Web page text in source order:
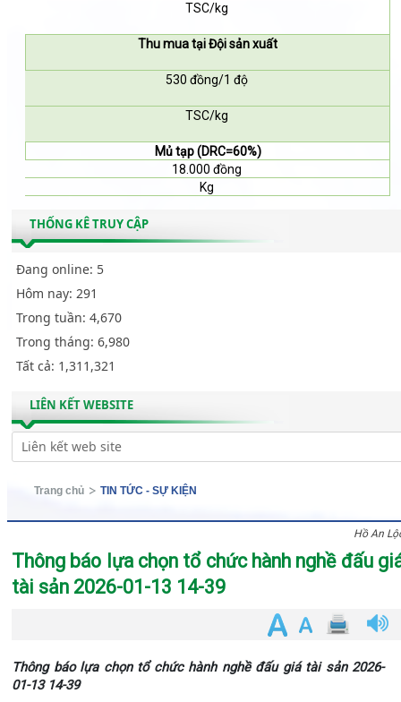
TSC/kg
Thu mua tại Đội sản xuất
530 đồng/1 độ
TSC/kg
Mủ tạp (DRC=60%)
18.000 đồng
Kg
THỐNG KÊ TRUY CẬP
Đang online: 5
Hôm nay: 291
Trong tuần: 4,670
Trong tháng: 6,980
Tất cả: 1,311,321
LIÊN KẾT WEBSITE
Trang chủ TIN TỨC - SỰ KIỆN
Hồ An
Thông báo lựa chọn tổ chức hành nghề đấu
tài sản 2026-01-13 14-39
Thông báo lựa chọn tổ chức hành nghề đấu giá tài sản 2026-
01-13 14-39